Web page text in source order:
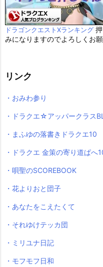
ドラゴンクエストXランキング
みになりますのでよろしくお願
リンク
・おみわ参り
・ドラクエ☆アッパークラス
・まふゆの落書きドラクエ10
・ドラクエ 金策の寄り道ぱへ
・唄聖のSCOREBOOK
・花よりおと団子
・あなたをこえたくて
・それゆけテッカ団
・ミリユナ日記
・モフモフ日和